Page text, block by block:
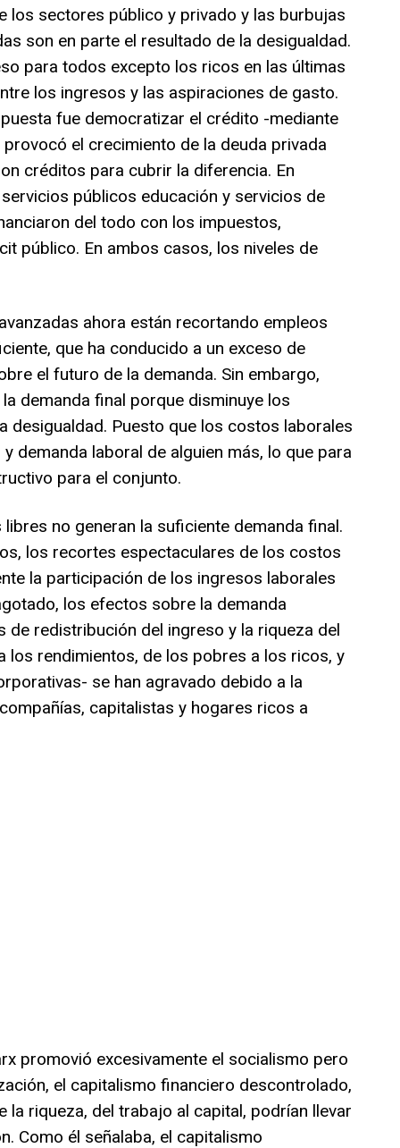
los sectores público y privado y las burbujas
son en parte el resultado de la desigualdad.
para todos excepto los ricos en las últimas
los ingresos y las aspiraciones de gasto.
fue democratizar el crédito -mediante
el crecimiento de la deuda privada
créditos para cubrir la diferencia. En
públicos educación y servicios de
del todo con los impuestos,
público. En ambos casos, los niveles de
ahora están recortando empleos
que ha conducido a un exceso de
el futuro de la demanda. Sin embargo,
demanda final porque disminuye los
desigualdad. Puesto que los costos laborales
demanda laboral de alguien más, lo que para
para el conjunto.
no generan la suficiente demanda final.
los recortes espectaculares de los costos
la participación de los ingresos laborales
los efectos sobre la demanda
redistribución del ingreso y la riqueza del
los rendimientos, de los pobres a los ricos, y
se han agravado debido a la
capitalistas y hogares ricos a
promovió excesivamente el socialismo pero
el capitalismo financiero descontrolado,
riqueza, del trabajo al capital, podrían llevar
Como él señalaba, el capitalismo